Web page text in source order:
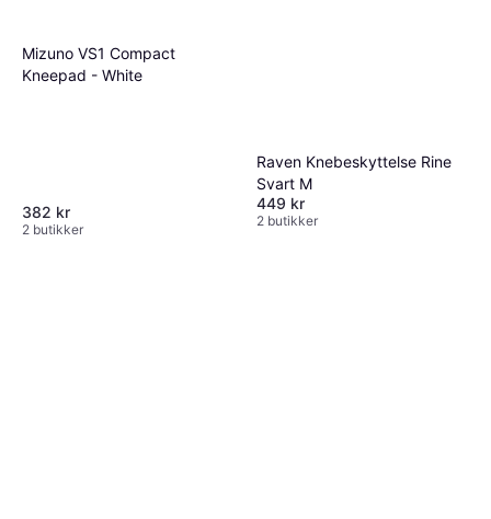
Mizuno VS1 Compact
Kneepad - White
382 kr
2 butikker
Raven Knebeskyttelse Rine
Svart M
449 kr
2 butikker